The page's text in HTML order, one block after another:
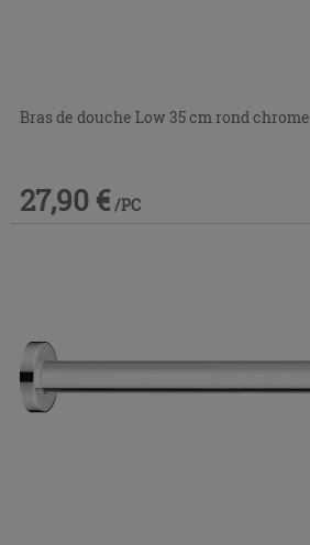
Bras de douche Low 35 cm rond chrome
27,90 € /PC